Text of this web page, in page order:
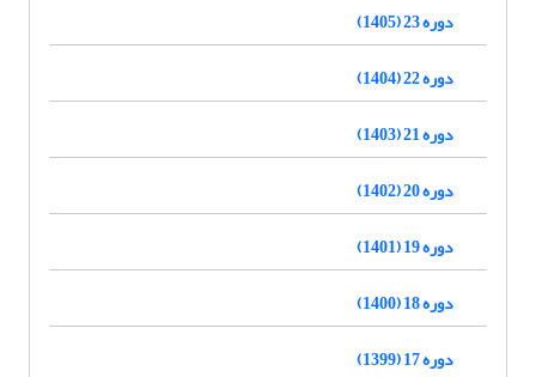
دوره 23 (1405)
دوره 22 (1404)
دوره 21 (1403)
دوره 20 (1402)
دوره 19 (1401)
دوره 18 (1400)
دوره 17 (1399)